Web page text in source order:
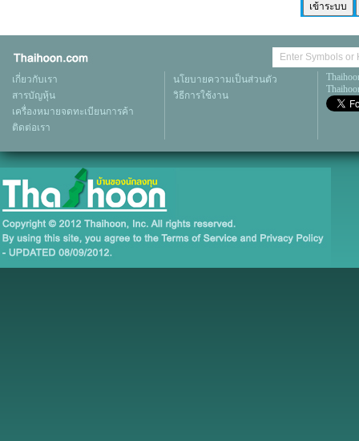
เกี่ยวกับเรา
สารบัญหุ้น
เครื่องหมายจดทะเบียนการค้า
ติดต่อเรา
นโยบายความเป็นส่วนตัว
วิธีการใช้งาน